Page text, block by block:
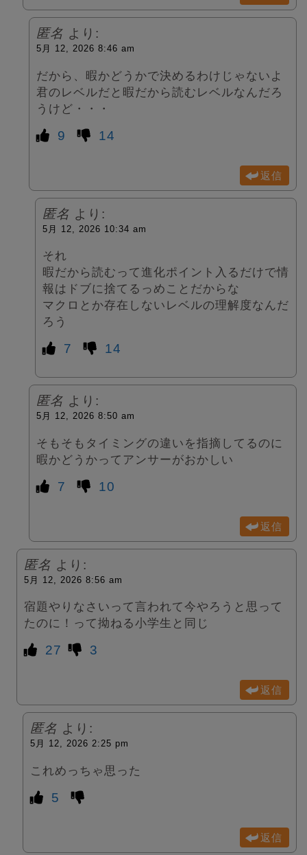
匿名 より:
5月 12, 2026 8:46 am
だから、暇かどうかで決めるわけじゃないよ
君のレベルだと暇だから読むレベルなんだろ
うけど・・・
9 14
返信
匿名 より:
5月 12, 2026 10:34 am
それ
暇だから読むって進化ポイント入るだけで情
報はドブに捨てるっめことだからな
マクロとか存在しないレベルの理解度なんだ
ろう
7 14
匿名 より:
5月 12, 2026 8:50 am
そもそもタイミングの違いを指摘してるのに
暇かどうかってアンサーがおかしい
7 10
返信
匿名 より:
5月 12, 2026 8:56 am
宿題やりなさいって言われて今やろうと思って
たのに！って拗ねる小学生と同じ
27 3
返信
匿名 より:
5月 12, 2026 2:25 pm
これめっちゃ思った
5
返信